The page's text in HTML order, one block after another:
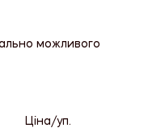
можливого
Ціна/уп.